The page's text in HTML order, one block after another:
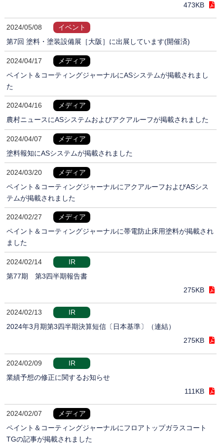
473KB
2024/05/08
イベント
第7回 塗料・塗装設備展［大阪］に出展しています(開催済)
2024/04/17
メディア
ペイント＆コーティングジャーナルにASシステムが掲載されまし
た
2024/04/16
メディア
農村ニュースにASシステムおよびアクアルーフが掲載されました
2024/04/07
メディア
塗料報知にASシステムが掲載されました
2024/03/20
メディア
ペイント＆コーティングジャーナルにアクアルーフおよびASシス
テムが掲載されました
2024/02/27
メディア
ペイント＆コーティングジャーナルに帯電防止床用塗料が掲載され
ました
2024/02/14
IR
第77期 第3四半期報告書
275KB
2024/02/13
IR
2024年3月期第3四半期決算短信〔日本基準〕（連結）
275KB
2024/02/09
IR
業績予想の修正に関するお知らせ
111KB
2024/02/07
メディア
ペイント＆コーティングジャーナルにフロアトップガラスコート
TGの記事が掲載されました